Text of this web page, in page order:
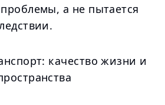
а не пытается
качество жизни и